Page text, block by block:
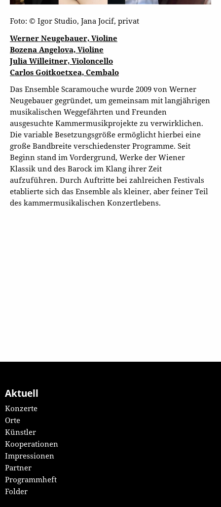
Foto: © Igor Studio, Jana Jocif, privat
Werner Neugebauer, Violine
Bozena Angelova, Violine
Julia Willeitner, Violoncello
Carlos Goitkoetxea, Cembalo
Das Ensemble Scaramouche wurde 2009 von Werner
Neugebauer gegründet, um gemeinsam mit langjährigen
musikalischen Weggefährten und Freunden
ausgesuchte Kammermusikprojekte zu verwirklichen.
Die variable Besetzungsgröße ermöglicht hierbei eine
große Bandbreite verschiedenster Programme. Seit
Beginn stand im Vordergrund, Werke der Wiener
Klassik und des Barock im Klang ihrer Zeit
aufzuführen. Durch Auftritte bei zahlreichen Festivals
etablierte sich das Ensemble als kleiner, aber feiner Teil
des kammermusikalischen Konzertlebens.
Aktuell
Konzerte
Orte
Künstler
Kooperationen
Impressionen
Partner
Programmheft
Folder